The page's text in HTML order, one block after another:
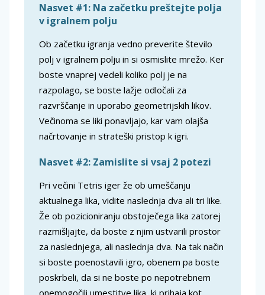
Nasvet #1: Na začetku preštejte polja
v igralnem polju
Ob začetku igranja vedno preverite število
polj v igralnem polju in si osmislite mrežo. Ker
boste vnaprej vedeli koliko polj je na
razpolago, se boste lažje odločali za
razvrščanje in uporabo geometrijskih likov.
Večinoma se liki ponavljajo, kar vam olajša
načrtovanje in strateški pristop k igri.
Nasvet #2: Zamislite si vsaj 2 potezi
Pri večini Tetris iger že ob umeščanju
aktualnega lika, vidite naslednja dva ali tri like.
Že ob pozicioniranju obstoječega lika zatorej
razmišljajte, da boste z njim ustvarili prostor
za naslednjega, ali naslednja dva. Na tak način
si boste poenostavili igro, obenem pa boste
poskrbeli, da si ne boste po nepotrebnem
onemogočili umestitve lika, ki prihaja kot